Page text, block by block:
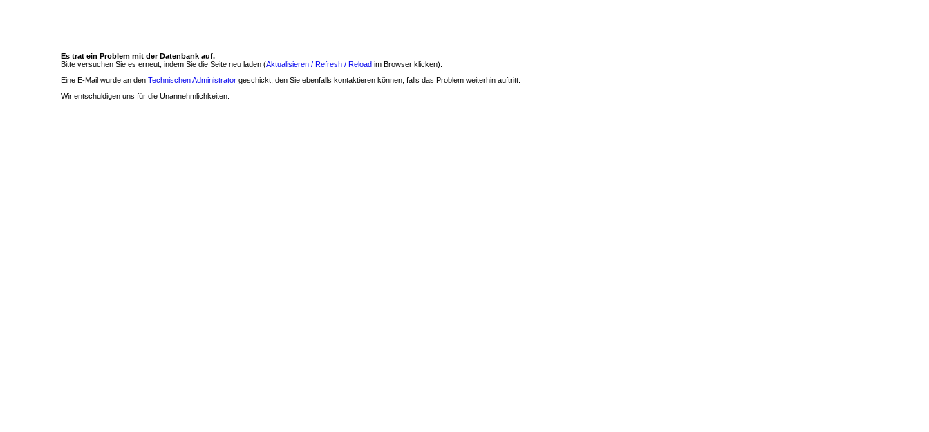
Es trat ein Problem mit der Datenbank auf.
Bitte versuchen Sie es erneut, indem Sie die Seite neu laden (Aktualisieren / Refresh / Reload im Browser klicken).
Eine E-Mail wurde an den Technischen Administrator geschickt, den Sie ebenfalls kontaktieren können, falls das Problem weiterhin auftritt.
Wir entschuldigen uns für die Unannehmlichkeiten.